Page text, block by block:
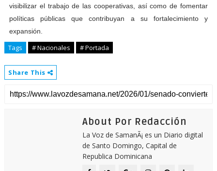
visibilizar el trabajo de las cooperativas, así como de fomentar
políticas públicas que contribuyan a su fortalecimiento y
expansión.
Tags # Nacionales # Portada
Share This
About Por Redacción
La Voz de SamanÃ¡ es un Diario digital
de Santo Domingo, Capital de
Republica Dominicana